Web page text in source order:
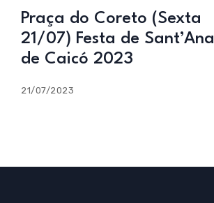
Praça do Coreto (Sexta
21/07) Festa de Sant’Ana
de Caicó 2023
21/07/2023